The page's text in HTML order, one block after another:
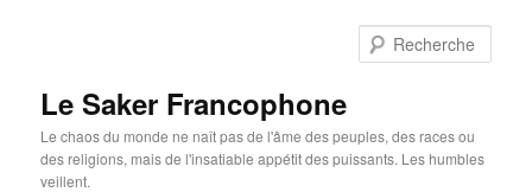
Le Saker Francophone
Le chaos du monde ne naît pas de l'âme des peuples, des races ou
des religions, mais de l'insatiable appétit des puissants. Les humbles
veillent.